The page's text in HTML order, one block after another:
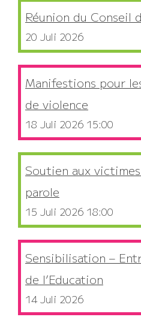
Réunion du Conseil
20 Juli 2026
Manifestions pour
de violence
18 Juli 2026 15:00
Soutien aux
parole
15 Juli 2026 18:00
Sensibilisation –
de l’Education
14 Juli 2026